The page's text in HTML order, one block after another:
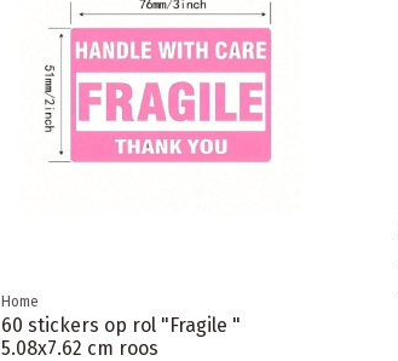
Home
Set wegwerpservies - 50 kartonnen
borden, bekers, houten bestek en